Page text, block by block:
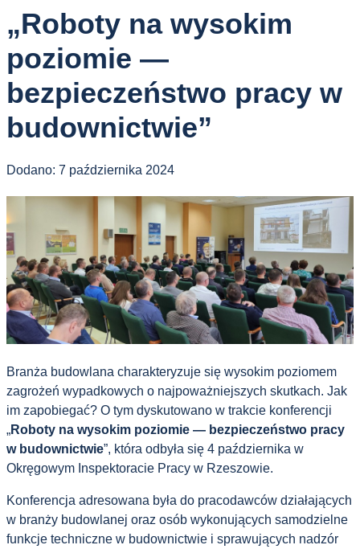
„Roboty na wysokim
poziomie —
bezpieczeństwo pracy w
budownictwie”
Dodano: 7 października 2024
Branża budowlana charakteryzuje się wysokim poziomem
zagrożeń wypadkowych o najpoważniejszych skutkach. Jak
im zapobiegać? O tym dyskutowano w trakcie konferencji
„Roboty na wysokim poziomie — bezpieczeństwo pracy
w budownictwie”, która odbyła się 4 października w
Okręgowym Inspektoracie Pracy w Rzeszowie.
Konferencja adresowana była do pracodawców działających
w branży budowlanej oraz osób wykonujących samodzielne
funkcje techniczne w budownictwie i sprawujących nadzór